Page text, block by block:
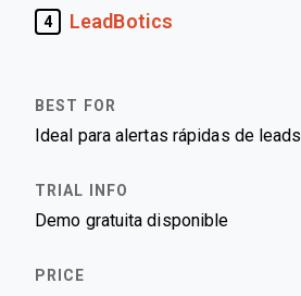
4 LeadBotics
Ideal para alertas rápidas de leads
Demo gratuita disponible